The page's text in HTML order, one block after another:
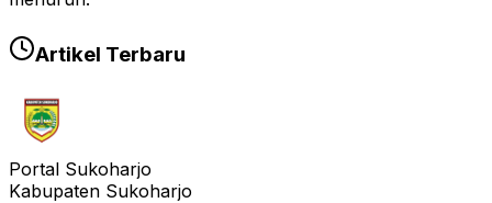
Artikel Terbaru
Portal Sukoharjo
Kabupaten Sukoharjo